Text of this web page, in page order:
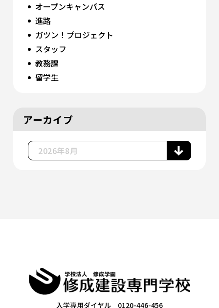
オープンキャンパス
進路
ガツン！プロジェクト
スタッフ
教務課
留学生
アーカイブ
入学専用ダイヤル 0120-446-456